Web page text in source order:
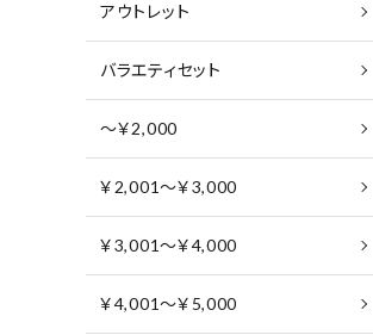
アウトレット
バラエティセット
～￥2,000
￥2,001～￥3,000
￥3,001～￥4,000
￥4,001～￥5,000